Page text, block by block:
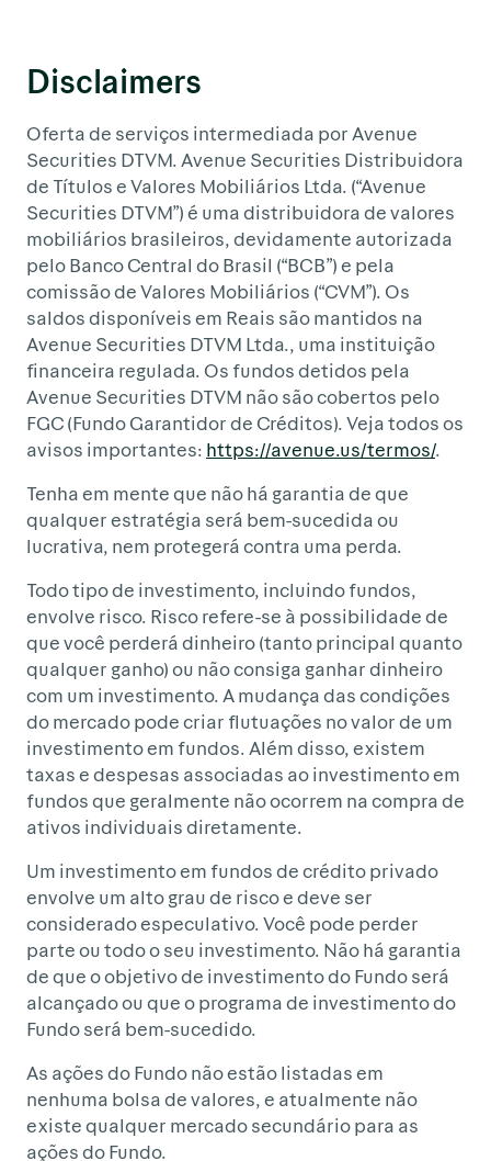
Disclaimers
Oferta de serviços intermediada por Avenue
Securities DTVM. Avenue Securities Distribuidora
de Títulos e Valores Mobiliários Ltda. (“Avenue
Securities DTVM”) é uma distribuidora de valores
mobiliários brasileiros, devidamente autorizada
pelo Banco Central do Brasil (“BCB”) e pela
comissão de Valores Mobiliários (“CVM”). Os
saldos disponíveis em Reais são mantidos na
Avenue Securities DTVM Ltda., uma instituição
financeira regulada. Os fundos detidos pela
Avenue Securities DTVM não são cobertos pelo
FGC (Fundo Garantidor de Créditos). Veja todos os
avisos importantes: https://avenue.us/termos/.
Tenha em mente que não há garantia de que
qualquer estratégia será bem-sucedida ou
lucrativa, nem protegerá contra uma perda.
Todo tipo de investimento, incluindo fundos,
envolve risco. Risco refere-se à possibilidade de
que você perderá dinheiro (tanto principal quanto
qualquer ganho) ou não consiga ganhar dinheiro
com um investimento. A mudança das condições
do mercado pode criar flutuações no valor de um
investimento em fundos. Além disso, existem
taxas e despesas associadas ao investimento em
fundos que geralmente não ocorrem na compra de
ativos individuais diretamente.
Um investimento em fundos de crédito privado
envolve um alto grau de risco e deve ser
considerado especulativo. Você pode perder
parte ou todo o seu investimento. Não há garantia
de que o objetivo de investimento do Fundo será
alcançado ou que o programa de investimento do
Fundo será bem-sucedido.
As ações do Fundo não estão listadas em
nenhuma bolsa de valores, e atualmente não
existe qualquer mercado secundário para as
ações do Fundo.